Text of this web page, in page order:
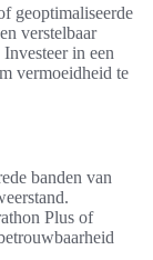
geoptimaliseerde
verstelbaar
in een
vermoeidheid te
banden van
Plus of